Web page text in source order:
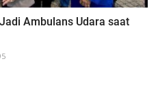
Ambulans Udara saat